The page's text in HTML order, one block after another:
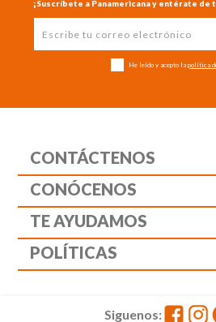
¡Suscríbete a Panamericana y entérate
He leído y acepto la política
CONTÁCTENOS
CONÓCENOS
TE AYUDAMOS
POLÍTICAS
Siguenos: